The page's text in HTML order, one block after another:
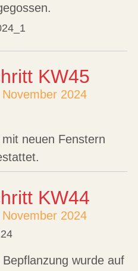
KW45
2024
neuen Fenstern
KW44
2024
wurde auf